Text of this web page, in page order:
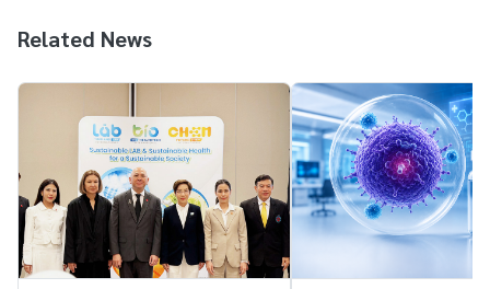
Related News